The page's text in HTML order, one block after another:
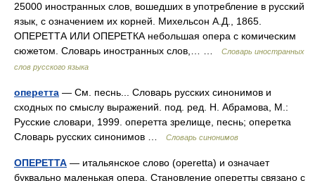
25000 иностранных слов, вошедших в употребление в русский
язык, с означением их корней. Михельсон А.Д., 1865.
ОПЕРЕТТА ИЛИ ОПЕРЕТКА небольшая опера с комическим
сюжетом. Словарь иностранных слов,… …
Словарь иностранных
слов русского языка
оперетта — См. песнь... Словарь русских синонимов и
сходных по смыслу выражений. под. ред. Н. Абрамова, М.:
Русские словари, 1999. оперетта зрелище, песнь; оперетка
Словарь русских синонимов …
Словарь синонимов
ОПЕРЕТТА — итальянское слово (operetta) и означает
буквально маленькая опера. Становление оперетты связано с